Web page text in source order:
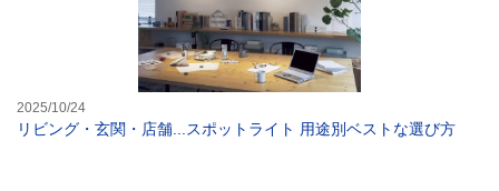
2025/10/24
リビング・玄関・店舗...スポットライト 用途別ベストな選び方